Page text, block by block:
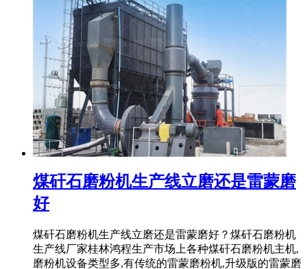
煤矸石磨粉机生产线立磨还是雷蒙磨
好
煤矸石磨粉机生产线立磨还是雷蒙磨好？煤矸石磨粉机
生产线厂家桂林鸿程生产市场上各种煤矸石磨粉机主机,
磨粉机设备类型多,有传统的雷蒙磨粉机,升级版的雷蒙磨